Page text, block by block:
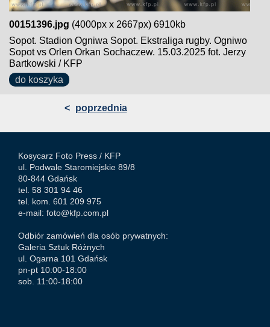
00151396.jpg (4000px x 2667px) 6910kb
Sopot. Stadion Ogniwa Sopot. Ekstraliga rugby. Ogniwo
Sopot vs Orlen Orkan Sochaczew. 15.03.2025 fot. Jerzy
Bartkowski / KFP
do koszyka
< poprzednia
Kosycarz Foto Press / KFP
ul. Podwale Staromiejskie 89/8
80-844 Gdańsk
tel. 58 301 94 46
tel. kom. 601 209 975
e-mail: foto@kfp.com.pl
Odbiór zamówień dla osób prywatnych:
Galeria Sztuk Różnych
ul. Ogarna 101 Gdańsk
pn-pt 10:00-18:00
sob. 11:00-18:00